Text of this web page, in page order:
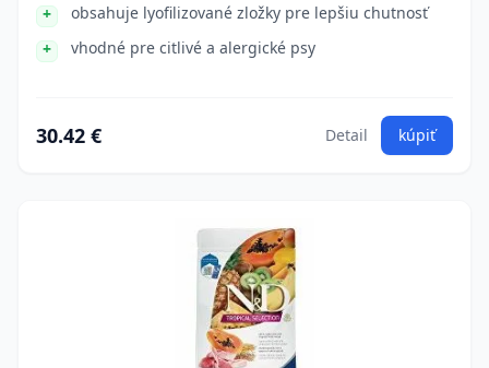
obsahuje lyofilizované zložky pre lepšiu chutnosť
vhodné pre citlivé a alergické psy
30.42 € Detail kúpiť